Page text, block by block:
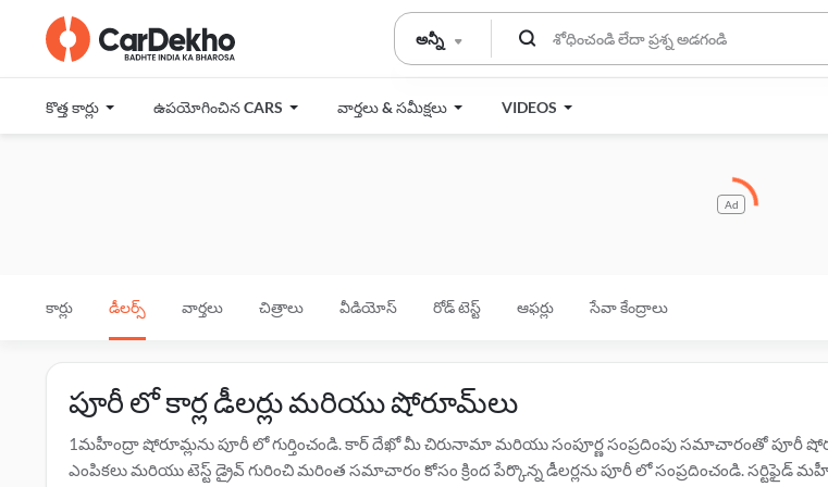
అన్నీ
కొత్త కార్లు ఉపయోగించిన CARS వార్తలు & సమీక్షలు VIDEOS
Ad
కార్లు డీలర్స్ వార్తలు చిత్రాలు వీడియోస్ రోడ్ టెస్ట్ ఆఫర్లు సేవా కేంద్రాలు
పూరీ లో కార్ల డీలర్లు మరియు షోరూమ్‌లు
1మహీంద్రా షోరూమ్లను పూరీ లో గుర్తించండి. కార్ దేఖో మీ చిరునామా మరియు సంపూర్ణ సంప్రదింపు సమాచారంతో పూరీ
ఎంపికలు మరియు టెస్ట్ డ్రైవ్ గురించి మరింత సమాచారం కోసం క్రింద పేర్కొన్న డీలర్లను పూరీ లో సంప్రదించండి. సర్టిఫైడ్